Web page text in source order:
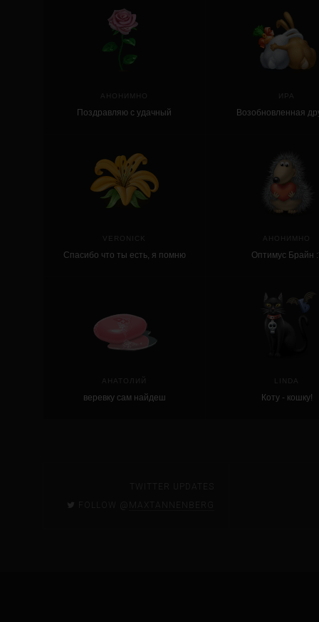
АНОНИМНО
Поздравляю с удачный
ИРА
Возобновленная
VERONICK
Спасибо что ты есть, я помню
АНОНИМНО
Оптимус Брайн
АНАТОЛИЙ
веревку сам найдеш
LINDA
Коту - кошку!
TWITTER UPDATES
FOLLOW @
MAXTANNENBERG